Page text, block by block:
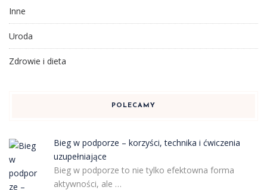
Inne
Uroda
Zdrowie i dieta
POLECAMY
Bieg w podporze – korzyści, technika i ćwiczenia
uzupełniające
Bieg w podporze to nie tylko efektowna forma
aktywności, ale …